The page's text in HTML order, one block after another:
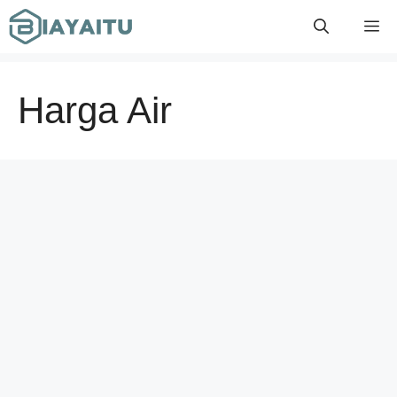
Skip
to
Harga Air